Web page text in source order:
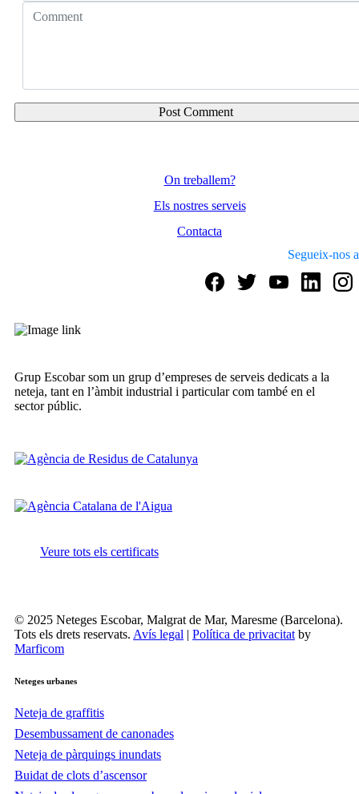
Comment
On treballem?
Els nostres serveis
Contacta
Segueix-nos a
Grup Escobar som un grup d’empreses de serveis dedicats a la
neteja, tant en l’àmbit industrial i particular com també en el
sector públic.
Veure tots els certificats
© 2025 Neteges Escobar, Malgrat de Mar, Maresme (Barcelona).
Tots els drets reservats. Avís legal | Política de privacitat by
Marficom
Neteges urbanes
Neteja de graffitis
Desembussament de canonades
Neteja de pàrquings inundats
Buidat de clots d’ascensor